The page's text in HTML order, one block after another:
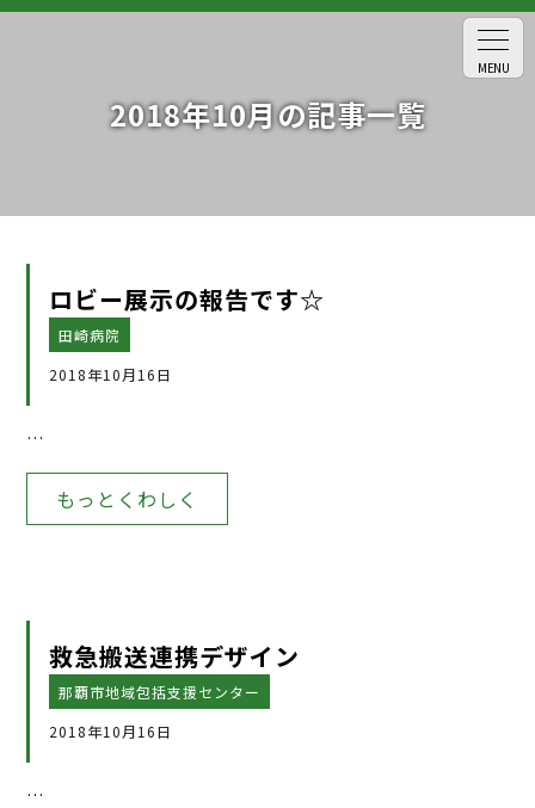
2018年10月の記事一覧
ロビー展示の報告です☆
田崎病院
2018年10月16日
…
もっとくわしく
救急搬送連携デザイン
那覇市地域包括支援センター
2018年10月16日
…
MENU